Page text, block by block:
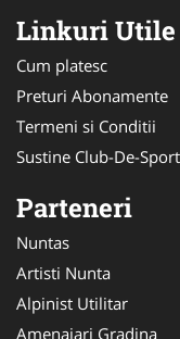
Linkuri Utile
Cum platesc
Preturi Abonamente
Termeni si Conditii
Sustine Club-De-
Parteneri
Nuntas
Artisti Nunta
Alpinist Utilitar
Amenajari Gradina